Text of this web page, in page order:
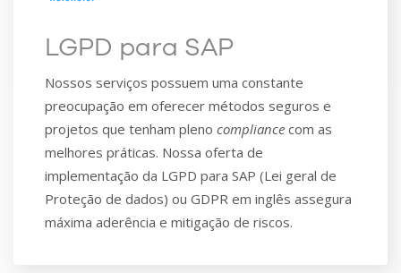
LGPD para SAP
Nossos serviços possuem uma constante
preocupação em oferecer métodos seguros e
projetos que tenham pleno compliance com as
melhores práticas. Nossa oferta de
implementação da LGPD para SAP (Lei geral de
Proteção de dados) ou GDPR em inglês assegura
máxima aderência e mitigação de riscos.